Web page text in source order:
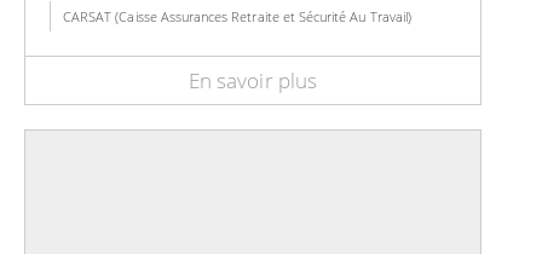
CARSAT (Caisse Assurances Retraite et Sécurité Au Travail)
En savoir plus